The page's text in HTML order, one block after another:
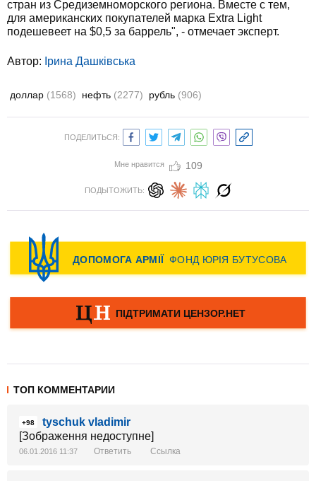
стран из Средиземноморского региона. Вместе с тем,
для американских покупателей марка Extra Light
подешевеет на $0,5 за баррель", - отмечает эксперт.
Автор: Ірина Дашківська
доллар (1568) нефть (2277) рубль (906)
ПОДЕЛИТЬСЯ:
Мне нравится 109
ПОДЫТОЖИТЬ:
ТОП КОММЕНТАРИИ
+98
tyschuk vladimir
[Зображення недоступне]
06.01.2016 11:37 Ответить Ссылка